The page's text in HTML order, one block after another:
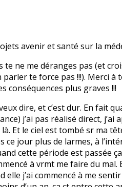
avenir et santé sur la
te ne me déranges pas (et
parler te force pas !!!). Merci
conséquences plus graves !!!
dire, et c’est dur. En fait
j’ai pas réalisé direct,
Et le ciel est tombé sr ma
ce jour plus de larmes, à
cette période est passée
à vrmt me faire du
elle j’ai commencé à me